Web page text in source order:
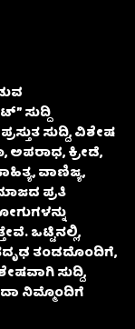
ಸುದ್ದಿ
ಸುದ್ದಿ, ವಿಶೇಷ
ಕ್ರೀಡೆ,
ವಾಣಿಜ್ಯ,
ಪ್ರತಿ
ಒಟ್ಟಿನಲ್ಲಿ,
ತಂಡದೊಂದಿಗೆ,
ಸುದ್ದಿ,
ನಿಮ್ಮೊಂದಿಗೆ